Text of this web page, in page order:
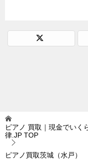
ピアノ 買取｜現金でいく
律.JP TOP
ピアノ買取茨城（水戸）